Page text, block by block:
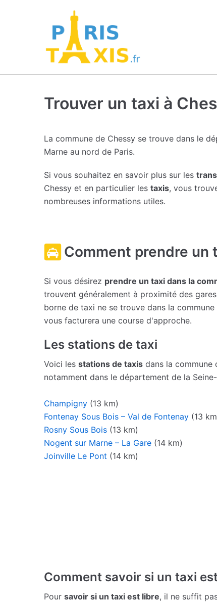
Trouver un taxi à
La commune de Chessy se trouve dans le
Marne au nord de Paris.
Si vous souhaitez en savoir plus sur les
Chessy et en particulier les taxis, vous
nombreuses informations utiles.
Comment prendre un
Si vous désirez prendre un taxi dans la
trouvent généralement à proximité des
borne de taxi ne se trouve dans la
vous facturera une course d'approche.
Les stations de taxi
Voici les stations de taxis dans la commune
notamment dans le département de la
Champigny (13 km)
Fontenay Sous Bois – Val de Fontenay (13
Rosny Sous Bois (13 km)
Nogent sur Marne – La Gare (14 km)
Joinville Le Pont (14 km)
Comment savoir si un taxi
Pour savoir si un taxi est libre, il ne suffit